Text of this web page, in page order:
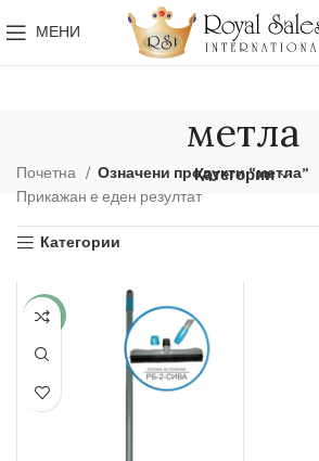
МЕНИ
метла
Категории
Почетна
Означени продукти “метла”
Прикажан е еден резултат
Категории
-15%